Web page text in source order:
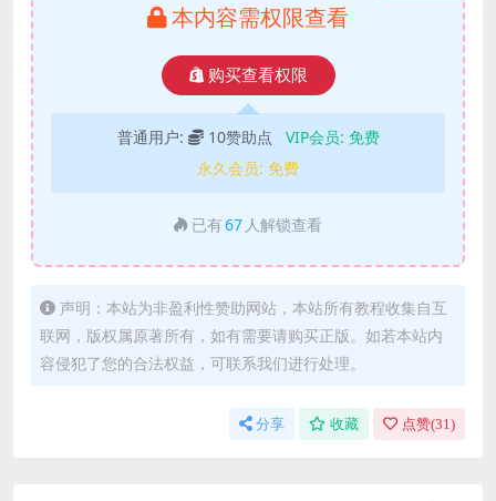
本内容需权限查看
购买查看权限
普通用户: 10赞助点 VIP会员: 免费
永久会员: 免费
已有67 人解锁查看
声明：本站为非盈利性赞助网站，本站所有教程收集自互
联网，版权属原著所有，如有需要请购买正版。如若本站内
容侵犯了您的合法权益，可联系我们进行处理。
分享 收藏 点赞(31 )